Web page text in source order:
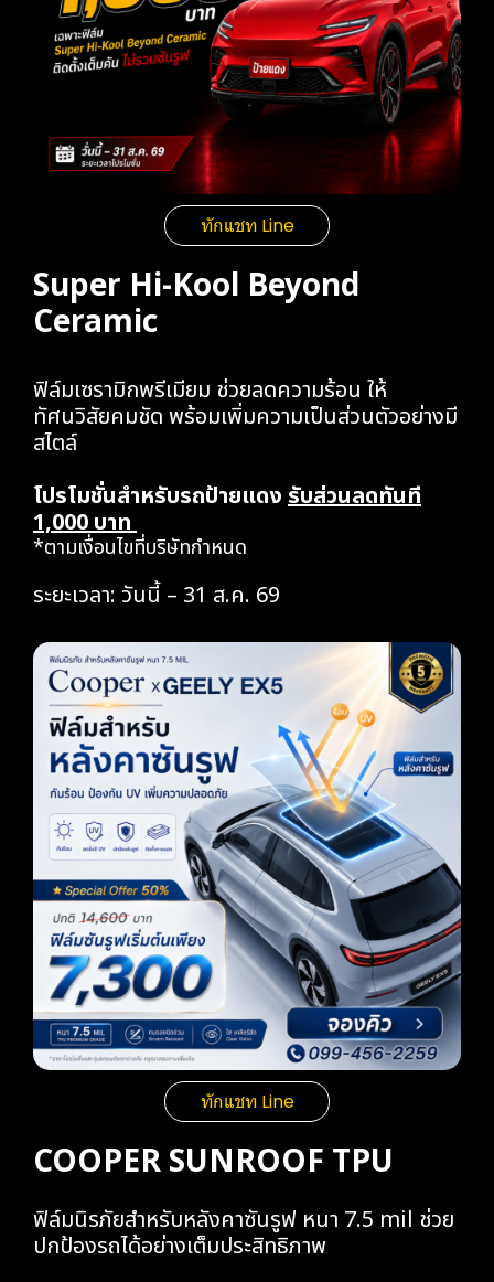
ทักแชท Line
Super Hi-Kool Beyond
Ceramic
ฟิล์มเซรามิกพรีเมียม ช่วยลดความร้อน ให้
ทัศนวิสัยคมชัด พร้อมเพิ่มความเป็นส่วนตัวอย่างมี
สไตล์
โปรโมชั่นสำหรับรถป้ายแดง รับส่วนลดทันที
1,000 บาท
*ตามเงื่อนไขที่บริษัทกำหนด
ระยะเวลา: วันนี้ – 31 ส.ค. 69
ทักแชท Line
COOPER SUNROOF TPU
ฟิล์มนิรภัยสำหรับหลังคาซันรูฟ หนา 7.5 mil ช่วย
ปกป้องรถได้อย่างเต็มประสิทธิภาพ